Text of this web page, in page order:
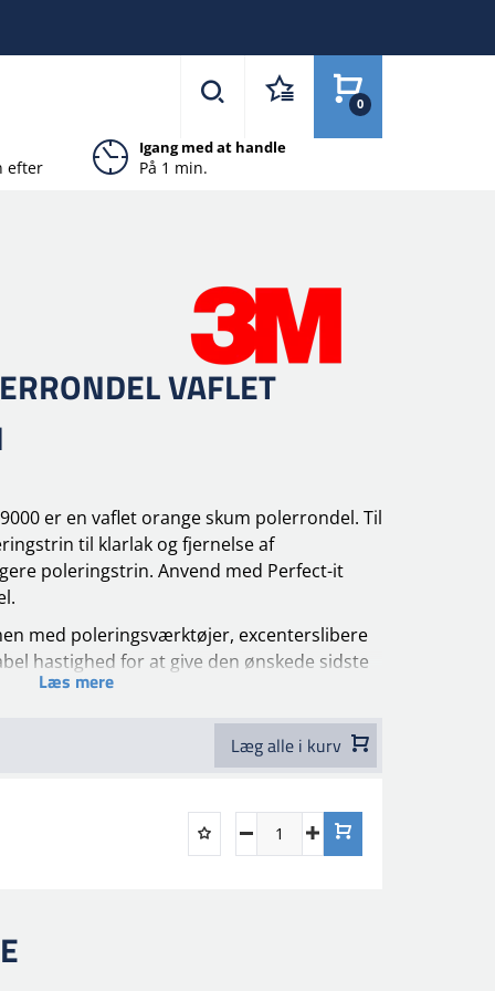
0
efter
Igang med at handle
På 1 min.
VAFLET
er en vaflet orange skum polerrondel. Til
til klarlak og fjernelse af
poleringstrin. Anvend med Perfect-it
med poleringsværktøjer, excenterslibere
hastighed for at give den ønskede sidste
holder rondellen godt fast og
Læs mere
Læg alle i kurv